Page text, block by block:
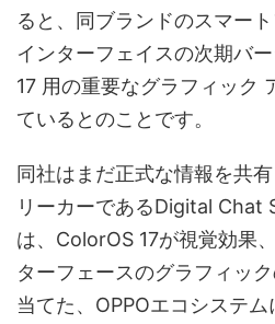
ると、同ブランドのスマー
インターフェイスの次期バ
17 用の重要なグラフィック
ているとのことです。
同社はまだ正式な情報を共
リーカーであるDigital Chat
は、ColorOS 17が視覚効果
ターフェースのグラフィッ
当てた、OPPOエコシステ